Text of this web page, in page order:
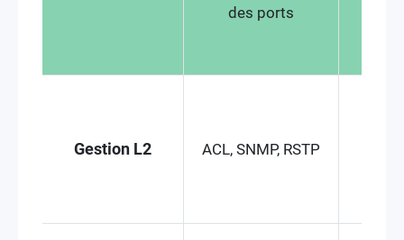
des ports
Gestion L2 ACL, SNMP, RSTP